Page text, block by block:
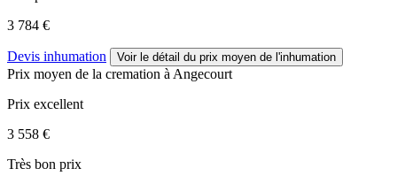
3 784 €
Devis inhumation Voir le détail du prix moyen de l'inhumation
Prix moyen de la cremation à Angecourt
Prix excellent
3 558 €
Très bon prix